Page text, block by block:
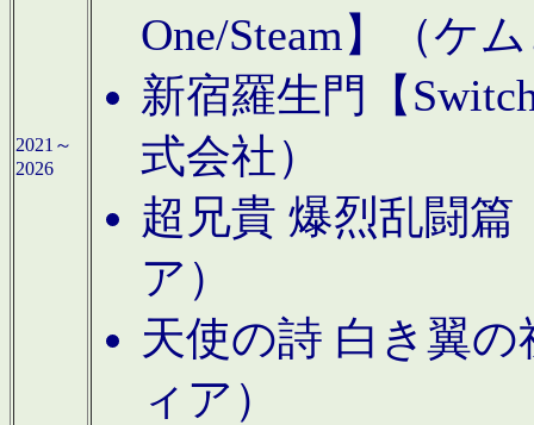
2021～
2026
One/Steam】（ケ
新宿羅生門【
式会社）
超兄貴 爆烈乱闘篇
ア）
天使の詩 白き翼
ィア）